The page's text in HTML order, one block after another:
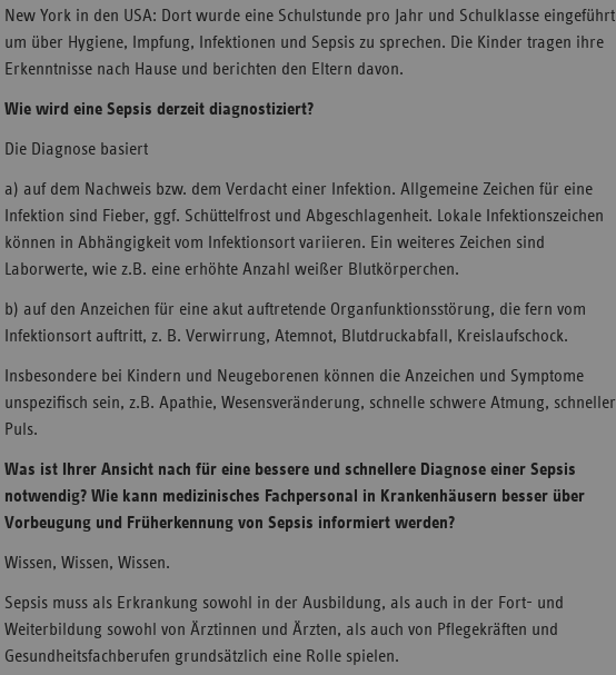
New York in den USA: Dort wurde eine Schulstunde pro Jahr und Schulklasse eingeführt
um über Hygiene, Impfung, Infektionen und Sepsis zu sprechen. Die Kinder tragen ihre
Erkenntnisse nach Hause und berichten den Eltern davon.
Wie wird eine Sepsis derzeit diagnostiziert?
Die Diagnose basiert
a) auf dem Nachweis bzw. dem Verdacht einer Infektion. Allgemeine Zeichen für eine
Infektion sind Fieber, ggf. Schüttelfrost und Abgeschlagenheit. Lokale Infektionszeichen
können in Abhängigkeit vom Infektionsort variieren. Ein weiteres Zeichen sind
Laborwerte, wie z.B. eine erhöhte Anzahl weißer Blutkörperchen.
b) auf den Anzeichen für eine akut auftretende Organfunktionsstörung, die fern vom
Infektionsort auftritt, z. B. Verwirrung, Atemnot, Blutdruckabfall, Kreislaufschock.
Insbesondere bei Kindern und Neugeborenen können die Anzeichen und Symptome
unspezifisch sein, z.B. Apathie, Wesensveränderung, schnelle schwere Atmung, schneller
Puls.
Was ist Ihrer Ansicht nach für eine bessere und schnellere Diagnose einer Sepsis
notwendig? Wie kann medizinisches Fachpersonal in Krankenhäusern besser über
Vorbeugung und Früherkennung von Sepsis informiert werden?
Wissen, Wissen, Wissen.
Sepsis muss als Erkrankung sowohl in der Ausbildung, als auch in der Fort- und
Weiterbildung sowohl von Ärztinnen und Ärzten, als auch von Pflegekräften und
Gesundheitsfachberufen grundsätzlich eine Rolle spielen.